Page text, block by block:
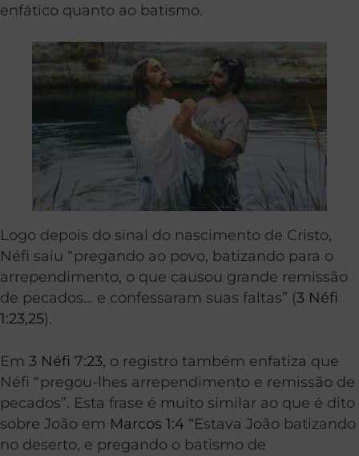
enfático quanto ao batismo.
Logo depois do sinal do nascimento de Cristo,
Néfi saiu “pregando ao povo, batizando para o
arrependimento, o que causou grande remissão
de pecados… e confessaram suas faltas” (3 Néfi
1:23,25).
Em 3 Néfi 7:23, o registro também enfatiza que
Néfi “pregou-lhes arrependimento e remissão de
pecados”. Esta frase é muito similar ao que é dito
sobre João em Marcos 1:4 “Estava João batizando
no deserto, e pregando o batismo de